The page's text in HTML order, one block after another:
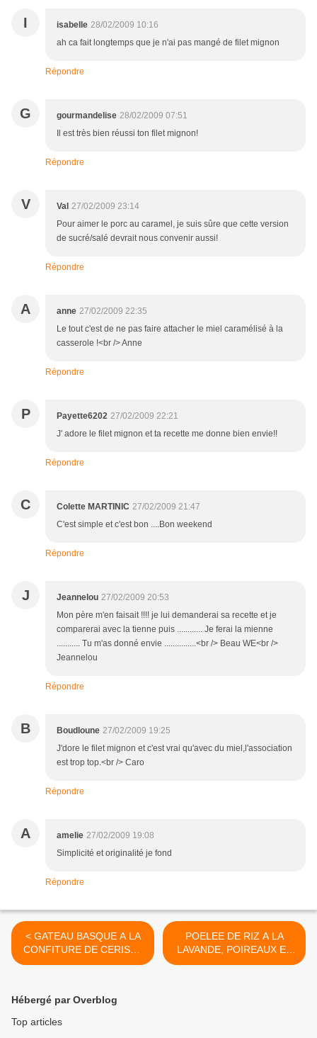
I isabelle 28/02/2009 10:16
ah ca fait longtemps que je n'ai pas mangé de filet mignon
Répondre
G gourmandelise 28/02/2009 07:51
Il est très bien réussi ton filet mignon!
Répondre
V Val 27/02/2009 23:14
Pour aimer le porc au caramel, je suis sûre que cette version
de sucré/salé devrait nous convenir aussi!
Répondre
A anne 27/02/2009 22:35
Le tout c'est de ne pas faire attacher le miel caramélisé à la
casserole !<br /> Anne
Répondre
P Payette6202 27/02/2009 22:21
J' adore le filet mignon et ta recette me donne bien envie!!
Répondre
C Colette MARTINIC 27/02/2009 21:47
C'est simple et c'est bon ....Bon weekend
Répondre
J Jeannelou 27/02/2009 20:53
Mon père m'en faisait !!!! je lui demanderai sa recette et je
comparerai avec la tienne puis ............ Je ferai la mienne
........... Tu m'as donné envie ...............<br /> Beau WE<br />
Jeannelou
Répondre
B Boudloune 27/02/2009 19:25
J'dore le filet mignon et c'est vrai qu'avec du miel,l'association
est trop top.<br /> Caro
Répondre
A amelie 27/02/2009 19:08
Simplicité et originalité je fond
Répondre
< GATEAU BASQUE A LA
CONFITURE DE CERISES
NOIRES
POELEE DE RIZ A LA
LAVANDE, POIREAUX ET
POULET >
Hébergé par Overblog
Top articles